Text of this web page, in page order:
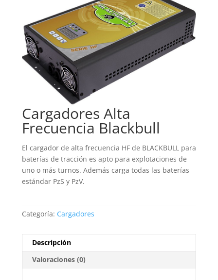
Cargadores Alta
Frecuencia Blackbull
El cargador de alta frecuencia HF de BLACKBULL para
baterías de tracción es apto para explotaciones de
uno o más turnos. Además carga todas las baterías
estándar PzS y PzV.
Categoría: Cargadores
Descripción
Valoraciones (0)